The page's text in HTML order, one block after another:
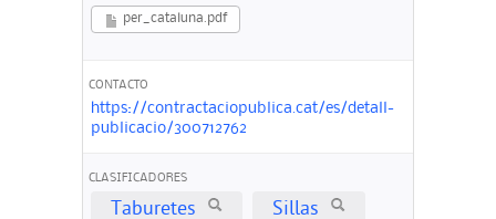
per_cataluna.pdf
CONTACTO
https://contractaciopublica.cat/es/detall-
publicacio/300712762
CLASIFICADORES
Taburetes Sillas